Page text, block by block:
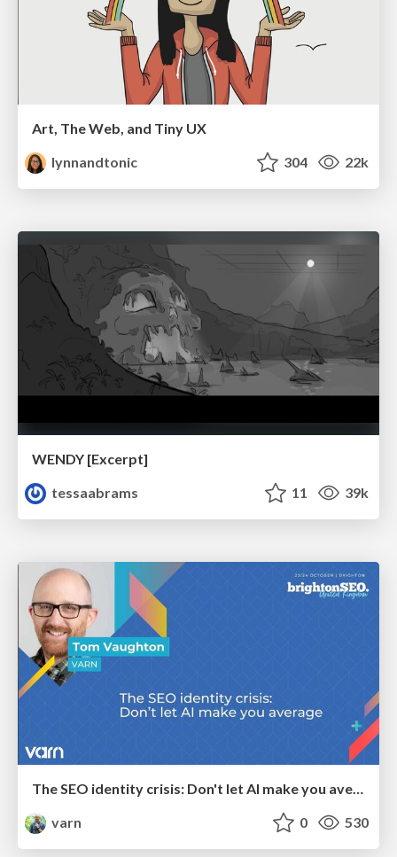
Art, The Web, and Tiny UX
lynnandtonic
304 22k
WENDY [Excerpt]
tessaabrams
11 39k
The SEO identity crisis: Don't let AI make you average
varn
0 530